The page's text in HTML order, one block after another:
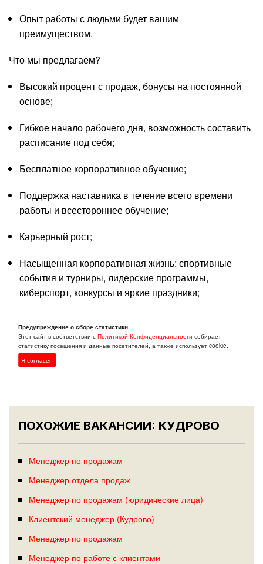
Опыт работы с людьми будет вашим
преимуществом.
Что мы предлагаем?
Высокий процент с продаж, бонусы на постоянной
основе;
Гибкое начало рабочего дня, возможность составить
расписание под себя;
Бесплатное корпоративное обучение;
Поддержка наставника в течение всего времени
работы и всестороннее обучение;
Карьерный рост;
Насыщенная корпоративная жизнь: спортивные
события и турниры, лидерские программы,
киберспорт, конкурсы и яркие праздники;
Откликнуться
ПОХОЖИЕ ВАКАНСИИ: КУДРОВО
Менеджер по продажам
Менеджер отдела продаж
Менеджер по продажам (юридические лица)
Клиентский менеджер (Кудрово)
Менеджер по продажам
Менеджер по работе с клиентами
Предупреждение о сборе статистики
Этот сайт в соответствии сПолитикой Конфиденциальности собирает
статистику посещения и данные посетителей, а также использует cookie.
Я согласен